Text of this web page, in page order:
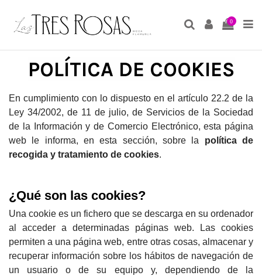
0
POLÍTICA DE COOKIES
En cumplimiento con lo dispuesto en el artículo 22.2 de la
Ley 34/2002, de 11 de julio, de Servicios de la Sociedad
de la Información y de Comercio Electrónico, esta página
web le informa, en esta sección, sobre la política de
recogida y tratamiento de cookies.
¿Qué son las cookies?
Una cookie es un fichero que se descarga en su ordenador
al acceder a determinadas páginas web. Las cookies
permiten a una página web, entre otras cosas, almacenar y
recuperar información sobre los hábitos de navegación de
un usuario o de su equipo y, dependiendo de la